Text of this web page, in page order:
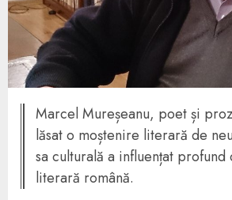
Marcel Mureșeanu, poet și
lăsat o moștenire literară de
sa culturală a influențat profund
literară română.